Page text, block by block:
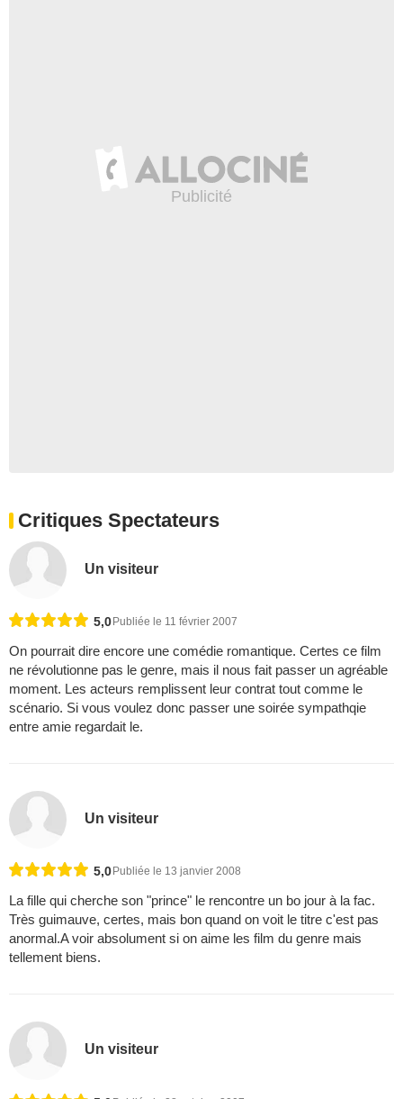
Critiques Spectateurs
Un visiteur
5,0 Publiée le 11 février 2007
On pourrait dire encore une comédie romantique. Certes ce film
ne révolutionne pas le genre, mais il nous fait passer un agréable
moment. Les acteurs remplissent leur contrat tout comme le
scénario. Si vous voulez donc passer une soirée sympathqie
entre amie regardait le.
Un visiteur
5,0 Publiée le 13 janvier 2008
La fille qui cherche son "prince" le rencontre un bo jour à la fac.
Très guimauve, certes, mais bon quand on voit le titre c'est pas
anormal.A voir absolument si on aime les film du genre mais
tellement biens.
Un visiteur